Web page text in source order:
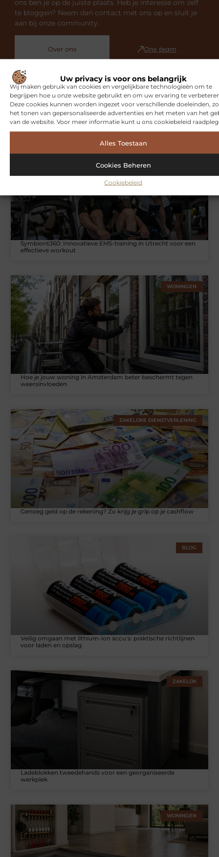
Uw privacy is voor ons belangrijk
Wij maken gebruik van cookies en vergelijkbare technologieën om te
begrijpen hoe u onze website gebruikt en om uw ervaring te
Deze cookies kunnen worden ingezet voor verschillende doeleinden,
het tonen van gepersonaliseerde advertenties en het meten van het
van de website. Voor meer informatie kunt u ons cookiebeleid
Alles Toestaan
Cookies Beheren
Cookiebeleid
ons ben je op de juiste plaats. Heb je interesse om zelf
te bloggen? Neem dan contact met ons op en sluit je
aan bij onze community.
Over ons Ons team
Gerelateerde artikelendie u
mogelijk interesseren
SPORT
Symbiont360: Innovatieve EMS-training in Utrecht voor een
effectieve workout
WONINGEN
Hoe je jouw woning in Amsterdam beter beschermt tegen
weersinvloeden
ZAKELIJKE DIENSTVERLENING
Genoeg geld op de rekening? Zo krijg je grip op je cashflow
BLOG
Veilig omgaan met lithium-ion accu's: praktische richtlijnen
voor laden en opslag
ZAKELIJK
Ladeblokken tweedehands voor een georganiseerde
werkplek
WONINGEN